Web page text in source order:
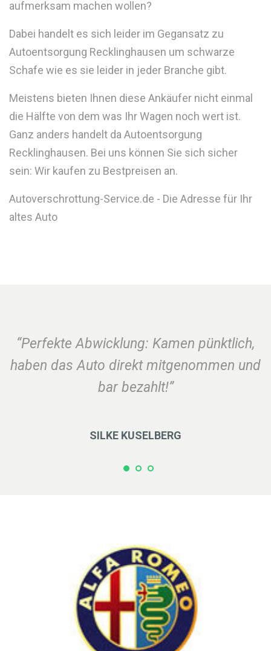
aufmerksam machen wollen?
Dabei handelt es sich leider im Gegansatz zu
Autoentsorgung Recklinghausen um schwarze
Schafe wie es sie leider in jeder Branche gibt.
Meistens bieten Ihnen diese Ankäufer nicht einmal
die Hälfte von dem was Ihr Wagen noch wert ist.
Ganz anders handelt da Autoentsorgung
Recklinghausen. Bei uns können Sie sich sicher
sein: Wir kaufen zu Bestpreisen an.
Autoverschrottung-Service.de - Die Adresse für Ihr
altes Auto
“Perfekte Abwicklung: Kamen pünktlich,
haben das Auto direkt mitgenommen und
bar bezahlt!”
SILKE KUSELBERG